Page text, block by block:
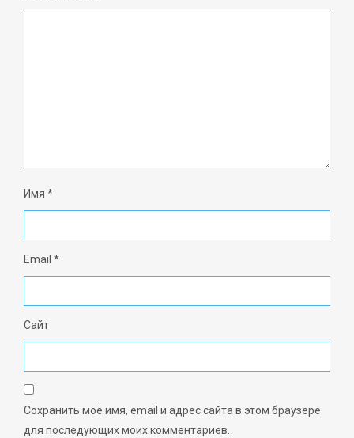
Имя *
Email *
Сайт
Сохранить моё имя, email и адрес сайта в этом браузере
для последующих моих комментариев.